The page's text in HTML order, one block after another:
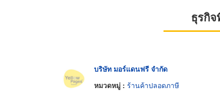
ธุรกิ
บริษัท มอร์แดนฟรี จำกัด
หมวดหมู่ : ร้านค้าปลอดภาษี